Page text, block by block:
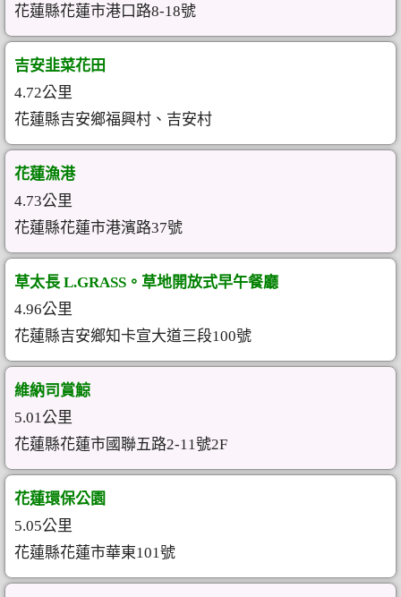
花蓮縣花蓮市港口路8-18號
吉安韭菜花田
4.72公里
花蓮縣吉安鄉福興村、吉安村
花蓮漁港
4.73公里
花蓮縣花蓮市港濱路37號
草太長 L.GRASS。草地開放式早午餐廳
4.96公里
花蓮縣吉安鄉知卡宣大道三段100號
維納司賞鯨
5.01公里
花蓮縣花蓮市國聯五路2-11號2F
花蓮環保公園
5.05公里
花蓮縣花蓮市華東101號